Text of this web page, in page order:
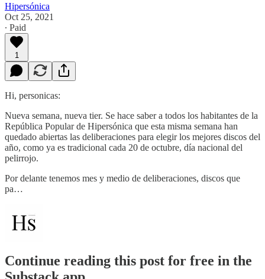
Hipersónica
Oct 25, 2021
∙ Paid
1
Hi, personicas:
Nueva semana, nueva tier. Se hace saber a todos los habitantes de la
República Popular de Hipersónica que esta misma semana han
quedado abiertas las deliberaciones para elegir los mejores discos del
año, como ya es tradicional cada 20 de octubre, día nacional del
pelirrojo.
Por delante tenemos mes y medio de deliberaciones, discos que
pa…
Continue reading this post for free in the